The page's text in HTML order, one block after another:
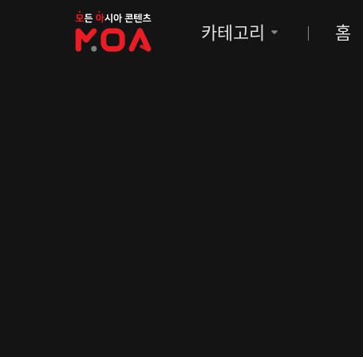
MOA
카테고리 홈